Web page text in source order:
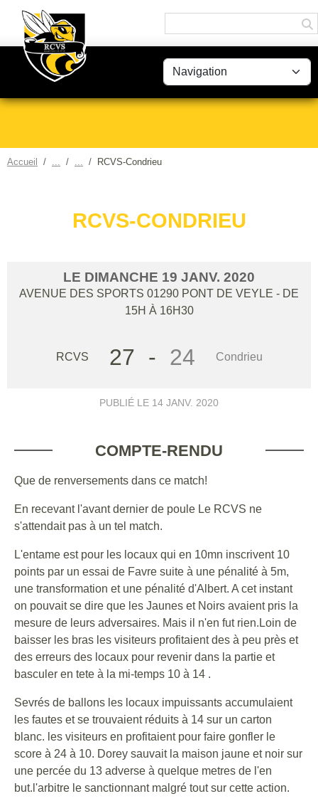
Accueil RCVS-Condrieu
RCVS-CONDRIEU
LE DIMANCHE 19 JANV. 2020
AVENUE DES SPORTS 01290 PONT DE VEYLE - DE
15H À 16H30
RCVS 27 - 24 Condrieu
PUBLIÉ LE 14 JANV. 2020
COMPTE-RENDU
Que de renversements dans ce match!
En recevant l'avant dernier de poule Le RCVS ne
s'attendait pas à un tel match.
L'entame est pour les locaux qui en 10mn inscrivent 10
points par un essai de Favre suite à une pénalité à 5m,
une transformation et une pénalité d'Albert. A cet instant
on pouvait se dire que les Jaunes et Noirs avaient pris la
mesure de leurs adversaires. Mais il n'en fut rien.Loin de
baisser les bras les visiteurs profitaient des à peu près et
des erreurs des locaux pour revenir dans la partie et
basculer en tete à la mi-temps 10 à 14 .
Sevrés de ballons les locaux impuissants accumulaient
les fautes et se trouvaient réduits à 14 sur un carton
blanc. les visiteurs en profitaient pour faire gonfler le
score à 24 à 10. Dorey sauvait la maison jaune et noir sur
une percée du 13 adverse à quelque metres de l'en
but.l'arbitre le sanctionnant malgré tout sur cette action.
Panneau de gestion des cookies